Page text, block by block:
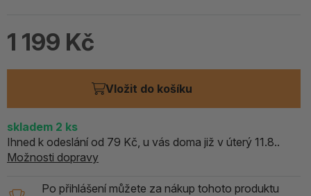
1 199 Kč
Vložit do košíku
skladem 2 ks
Ihned k odeslání od 79 Kč, u vás doma již v úterý 11.8..
Možnosti dopravy
Po přihlášení můžete za nákup tohoto produktu